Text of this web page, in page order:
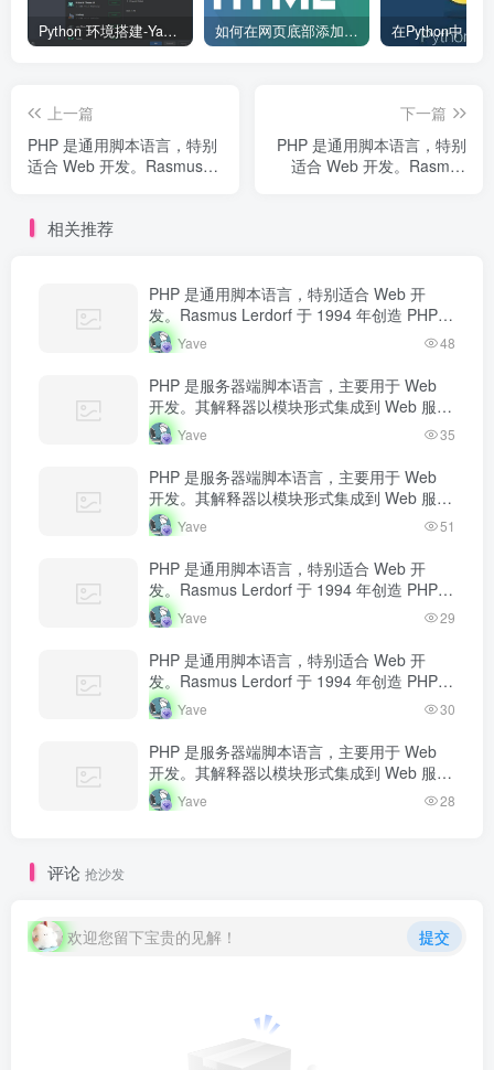
Python 环境搭建-Yave520-专业开发者社区 如何在网页底部添加版权信息？
上一篇
PHP 是通用脚本语言，特别
适合 Web 开发。Rasmus
历访问量。如今 PHP 驱动...
下一篇
PHP 是通用脚本语言，特别
适合 Web 开发。Rasmus
相关推荐
PHP 是通用脚本语言，特别适合 Web 开
发。Rasmus Lerdorf 于 1994 年创造 PHP，
最初用于追踪个人简历访问量。如今 PHP 驱
动…
Yave 48
PHP 是服务器端脚本语言，主要用于 Web
开发。其解释器以模块形式集成到 Web 服务
器中，当收到请求时执行 PHP 代码，生成动
态内容返回给客户端。
Yave 35
PHP 是服务器端脚本语言，主要用于 Web
开发。其解释器以模块形式集成到 Web 服务
器中，当收到请求时执行 PHP 代码，生成动
态内容返回给客户端。
Yave 51
PHP 是通用脚本语言，特别适合 Web 开
发。Rasmus Lerdorf 于 1994 年创造 PHP，
最初用于追踪个人简历访问量。如今 PHP 驱
动…
Yave 29
PHP 是通用脚本语言，特别适合 Web 开
发。Rasmus Lerdorf 于 1994 年创造 PHP，
最初用于追踪个人简历访问量。如今 PHP 驱
动…
Yave 30
PHP 是服务器端脚本语言，主要用于 Web
开发。其解释器以模块形式集成到 Web 服务
器中，当收到请求时执行 PHP 代码，生成动
态内容返回给客户端。
Yave 28
评论 抢沙发
欢迎您留下宝贵的见解！ 提交